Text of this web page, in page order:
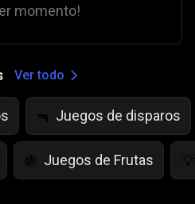
momento!
Ver todo
🔫 Juegos de disparos
🍇 Juegos de Frutas 💡